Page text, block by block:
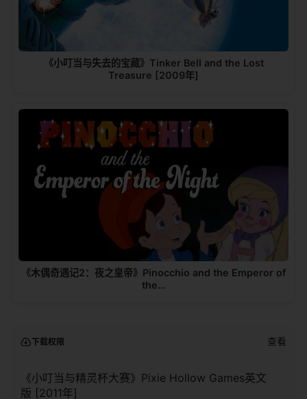
《小叮当与失去的宝藏》Tinker Bell and the Lost
Treasure [2009年]
《木偶奇遇记2：夜之皇帝》Pinocchio and the Emperor of
the…
下载权限 查看
《小叮当与精灵杯大赛》Pixie Hollow Games英文
版 [2011年]